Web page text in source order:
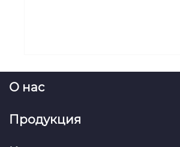
О нас
Продукция